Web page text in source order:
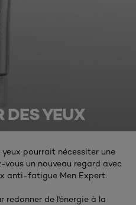
DES YEUX​
pourrait nécessiter une
un nouveau regard avec
anti-fatigue Men Expert.
redonner de l'énergie à la